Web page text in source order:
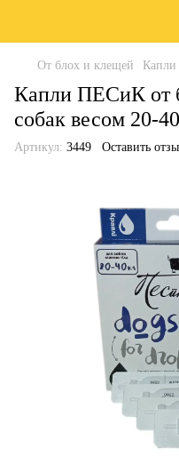
От блох и клещей Капли
Капли ПЕСиК от
собак весом 20-
Артикул: 3449 Оставить